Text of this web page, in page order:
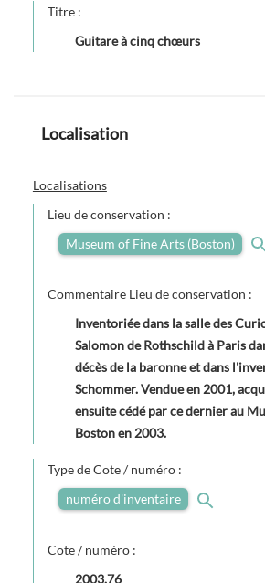
Titre :
Guitare à cinq chœurs
Localisation
Localisations
Lieu de conservation :
Museum of Fine Arts (Boston)
Commentaire Lieu de conservation :
Inventoriée dans la salle des
Salomon de Rothschild à Paris
décès de la baronne et dans
Schommer. Vendue en 2001,
ensuite cédé par ce dernier au
Boston en 2003.
Type de Cote / numéro :
numéro d'inventaire
Cote / numéro :
2003.76